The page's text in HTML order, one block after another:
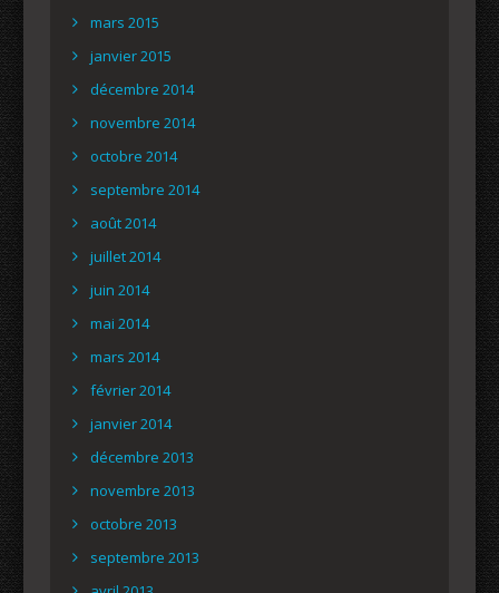
mars 2015
janvier 2015
décembre 2014
novembre 2014
octobre 2014
septembre 2014
août 2014
juillet 2014
juin 2014
mai 2014
mars 2014
février 2014
janvier 2014
décembre 2013
novembre 2013
octobre 2013
septembre 2013